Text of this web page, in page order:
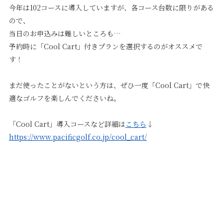
今年は102コースに導入していますが、各コース台数に限りがある
ので、
当日のお申込みは難しいところも…
予約時に「Cool Cart」付きプランを選択するのがオススメで
す！
まだ使ったことがないという方は、ぜひ一度「Cool Cart」で快
適なゴルフを楽しんでくださいね。
「Cool Cart」導入コースなど詳細は こちら ↓
https://www.pacificgolf.co.jp/cool_cart/